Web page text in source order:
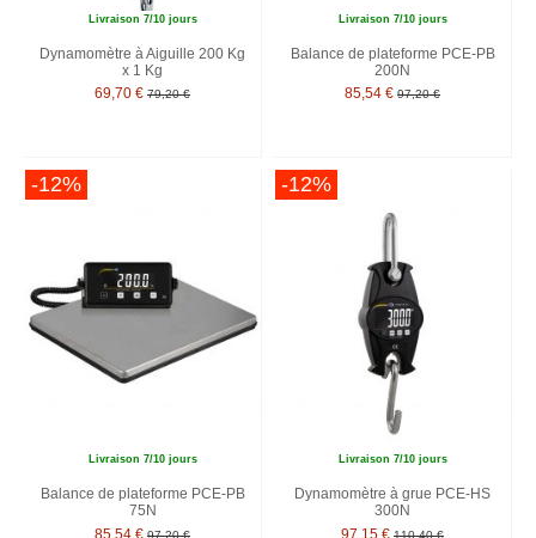
Livraison 7/10 jours
Dynamomètre à Aiguille 200 Kg
x 1 Kg
69,70 € 79,20 €
Livraison 7/10 jours
Balance de plateforme PCE-PB
200N
85,54 € 97,20 €
-12%
Livraison 7/10 jours
Balance de plateforme PCE-PB
75N
85,54 € 97,20 €
-12%
Livraison 7/10 jours
Dynamomètre à grue PCE-HS
300N
97,15 € 110,40 €